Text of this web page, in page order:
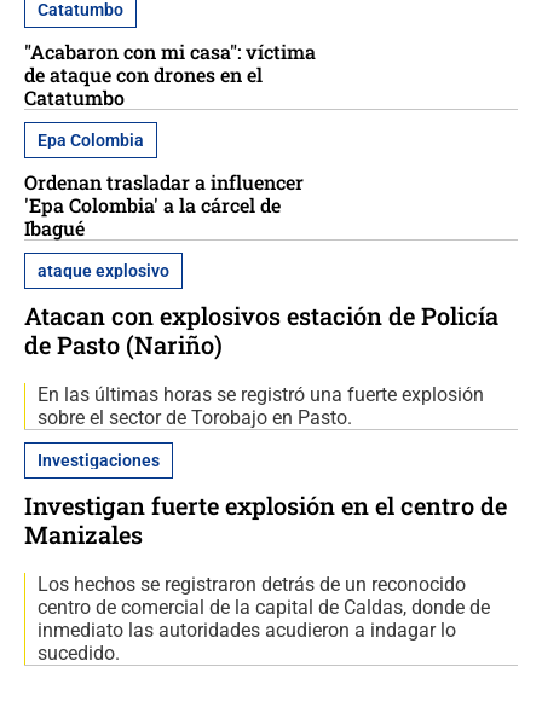
Catatumbo
"Acabaron con mi casa": víctima
de ataque con drones en el
Catatumbo
Epa Colombia
Ordenan trasladar a influencer
'Epa Colombia' a la cárcel de
Ibagué
ataque explosivo
Atacan con explosivos estación de Policía
de Pasto (Nariño)
En las últimas horas se registró una fuerte explosión
sobre el sector de Torobajo en Pasto.
Investigaciones
Investigan fuerte explosión en el centro de
Manizales
Los hechos se registraron detrás de un reconocido
centro de comercial de la capital de Caldas, donde de
inmediato las autoridades acudieron a indagar lo
sucedido.